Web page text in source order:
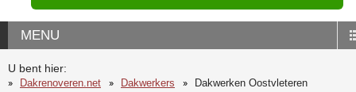
MENU
U bent hier:
Dakrenoveren.net
Dakwerkers Dakwerken Oostvleteren